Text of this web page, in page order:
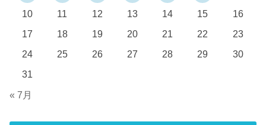
10
11 12 13 14 15
16
17
18 19 20 21 22
23
24
25 26 27 28 29
30
31
« 7月